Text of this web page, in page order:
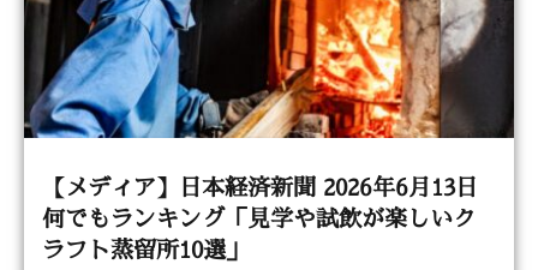
【メディア】日本経済新聞 2026年6月13日
何でもランキング「見学や試飲が楽しいク
ラフト蒸留所10選」